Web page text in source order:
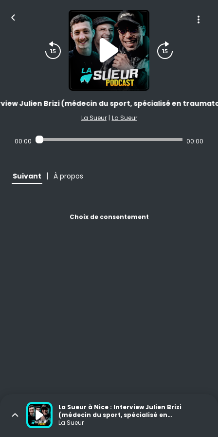
Julien Brizi (médecin du sport, spécialisé en
La Sueur | La Sueur
00:00 00:00
Suivant | À propos
Choix de consentement
La Sueur à Nice : Interview Julien Brizi
(médecin du sport, spécialisé en
traumatologie dans les sports de combat),
La Sueur